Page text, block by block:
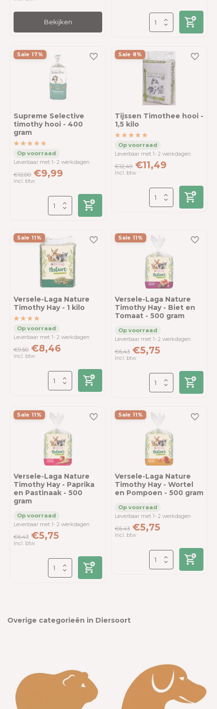
Bekijken
Sale 17%
Supreme Selective
timothy hooi - 400
gram
Leverbaar met 1- 2 werkdagen
€12,00 €9,99
Incl. btw
Sale 8%
Tijssen Timothee hooi -
1,5 kilo
Leverbaar met 1- 2 werkdagen
€12,49 €11,49
Incl. btw
Sale 11%
Versele-Laga Nature
Timothy Hay - 1 kilo
Leverbaar met 1- 2 werkdagen
€9,50 €8,46
Incl. btw
Sale 11%
Versele-Laga Nature
Timothy Hay - Biet en
Tomaat - 500 gram
Leverbaar met 1- 2 werkdagen
€6,43 €5,75
Incl. btw
Sale 11%
Versele-Laga Nature
Timothy Hay - Paprika
en Pastinaak - 500
gram
Leverbaar met 1- 2 werkdagen
€6,43 €5,75
Incl. btw
Sale 11%
Versele-Laga Nature
Timothy Hay - Wortel
en Pompoen - 500 gram
Leverbaar met 1- 2 werkdagen
€6,43 €5,75
Incl. btw
Overige categorieën in Diersoort